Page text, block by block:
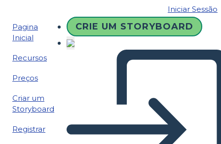
Iniciar Sessão
Pagina
Inicial
Recursos
Preços
Criar um
Storyboard
Registrar
CRIE UM STORYBOARD